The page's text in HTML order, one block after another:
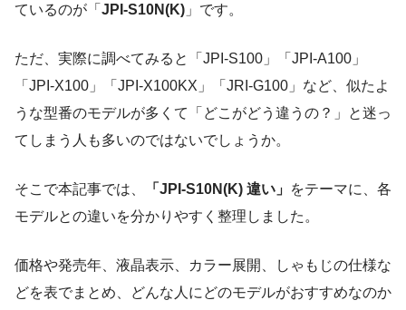
ているのが「 JPI-S10N(K) 」です。
ただ、実際に調べてみると「JPI-S100」「JPI-A100」
「JPI-X100」「JPI-X100KX」「JRI-G100」など、似たよ
うな型番のモデルが多くて「どこがどう違うの？」と迷っ
てしまう人も多いのではないでしょうか。
そこで本記事では、 「JPI-S10N(K) 違い」 をテーマに、各
モデルとの違いを分かりやすく整理しました。
価格や発売年、液晶表示、カラー展開、しゃもじの仕様な
どを表でまとめ、どんな人にどのモデルがおすすめなのか